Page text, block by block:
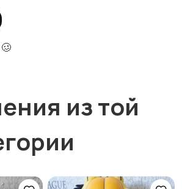
из той